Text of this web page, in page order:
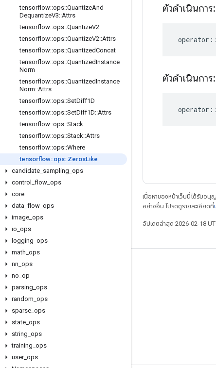
tensorflow::ops::QuantizeAnd
DequantizeV3::Attrs
tensorflow::ops::QuantizeV2
tensorflow::ops::QuantizeV2::Attrs
tensorflow::ops::QuantizedConcat
tensorflow::ops::QuantizedInstance
Norm
tensorflow::ops::QuantizedInstance
Norm::Attrs
tensorflow::ops::SetDiff1D
tensorflow::ops::SetDiff1D::Attrs
tensorflow::ops::Stack
tensorflow::ops::Stack::Attrs
tensorflow::ops::Where
tensorflow::ops::ZerosLike
candidate sampling ops
control
flow ops
core
data flow ops
image ops
io ops
logging ops
math ops
nn ops
no op
parsing ops
random ops
sparse ops
state ops
string ops
training ops
user_ ops
ตัวดำเนินการ
operator ::
ตัวดำเนินการ
operator ::
เนื้อหาของหน้าเว็บนี้ได้รับอนุ
อย่างอื่น โปรดดูรายละเอียดที่
อัปเดตล่าสุด 2026-02-18
เชื่อมต่อเสมอ
ฟอรัม
GitHub
YouTube